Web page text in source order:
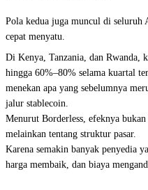
Pola kedua juga muncul di
cepat menyatu.
Di Kenya, Tanzania, dan Rwanda,
hingga 60%–80% selama kuartal
menekan apa yang sebelumnya
jalur stablecoin.
Menurut Borderless, efeknya
melainkan tentang struktur pasar.
Karena semakin banyak penyedia
harga membaik, dan biaya